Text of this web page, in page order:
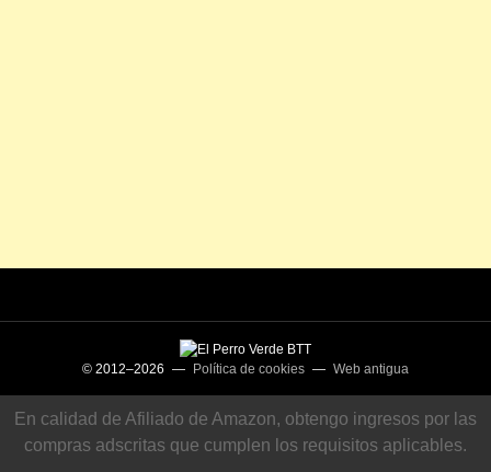
© 2012–2026 — Política de cookies — Web antigua
En calidad de Afiliado de Amazon, obtengo ingresos por las
compras adscritas que cumplen los requisitos aplicables.